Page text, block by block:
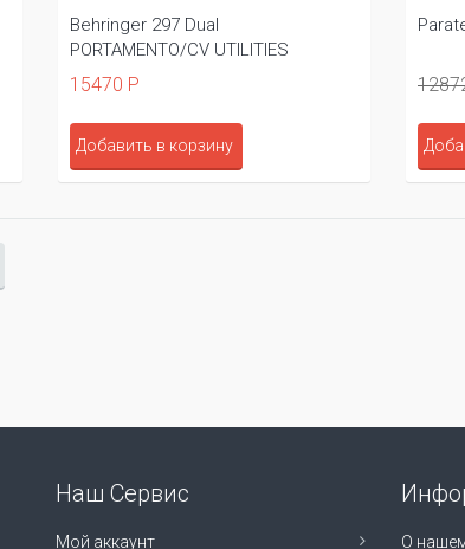
Behringer 297 Dual
PORTAMENTO/CV UTILITIES
15470 Р
Добавить в корзину
Наш Сервис
Мой аккаунт О